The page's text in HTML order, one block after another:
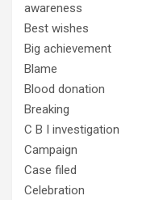
awareness
Best wishes
Big achievement
Blame
Blood donation
Breaking
C B I investigation
Campaign
Case filed
Celebration